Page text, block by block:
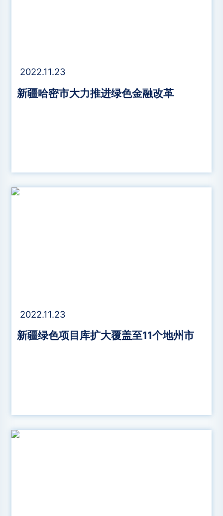
2022.11.23
新疆哈密市大力推进绿色金融改革
2022.11.23
新疆绿色项目库扩大覆盖至11个地州市